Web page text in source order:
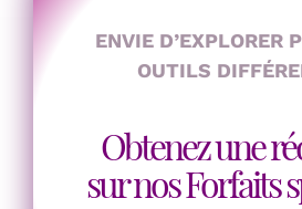
ENVIE D’EXPLORER
OUTILS
Obtenez une
sur nos Forfaits